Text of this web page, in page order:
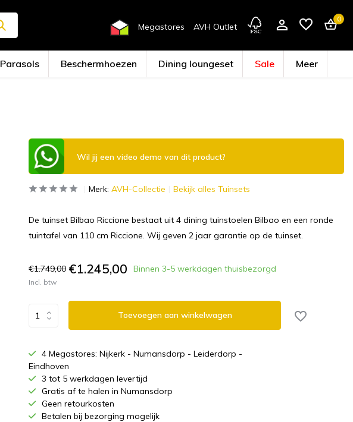
Megastores AVH Outlet
0
Parasols Beschermhoezen Dining loungeset Sale Meer
Wil jij een video demo van dit product?
Merk: AVH-Collectie Bekijk alles Tuinsets
De tuinset Bilbao Riccione bestaat uit 4 dining tuinstoelen Bilbao en een ronde
tuintafel van 110 cm Riccione. Wij geven 2 jaar garantie op de tuinset.
€1.749,00 €1.245,00 Binnen 3-5 werkdagen thuisbezorgd
Incl. btw
Toevoegen aan winkelwagen
4 Megastores: Nijkerk - Numansdorp - Leiderdorp -
Eindhoven
3 tot 5 werkdagen levertijd
Gratis af te halen in Numansdorp
Geen retourkosten
Betalen bij bezorging mogelijk